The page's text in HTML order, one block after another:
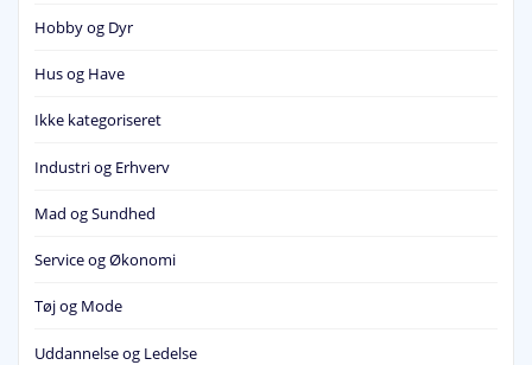
Hobby og Dyr
Hus og Have
Ikke kategoriseret
Industri og Erhverv
Mad og Sundhed
Service og Økonomi
Tøj og Mode
Uddannelse og Ledelse